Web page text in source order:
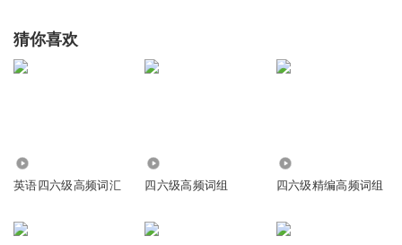
猜你喜欢
英语四六级高频词汇 四六级高频词组 四六级精编高频词组